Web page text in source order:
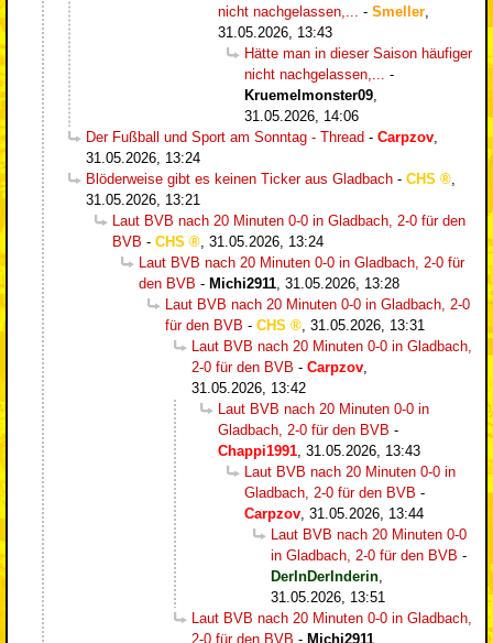
nicht nachgelassen,...
- Smeller
31.05.2026, 13:43
Hätte man in dieser Saison häufiger
nicht nachgelassen,...
-
Kruemelmonster09
31.05.2026, 14:06
Der Fußball und Sport am Sonntag - Thread - Carpzov
31.05.2026, 13:24
Blöderweise gibt es keinen Ticker aus Gladbach - CHS
31.05.2026, 13:21
Laut BVB nach 20 Minuten 0-0 in Gladbach, 2-0 für den
BVB - CHS
31.05.2026, 13:24
Laut BVB nach 20 Minuten 0-0 in Gladbach, 2-0 für
den BVB - Michi2911 31.05.2026, 13:28
Laut BVB nach 20 Minuten 0-0 in Gladbach, 2-0
für den BVB - CHS
31.05.2026, 13:31
Laut BVB nach 20 Minuten 0-0 in Gladbach,
2-0 für den BVB - Carpzov
31.05.2026, 13:42
Laut BVB nach 20 Minuten 0-0 in
Gladbach, 2-0 für den BVB -
Chappi1991 31.05.2026, 13:43
Laut BVB nach 20 Minuten 0-0 in
Gladbach, 2-0 für den BVB -
Carpzov 31.05.2026, 13:44
Laut BVB nach 20 Minuten 0-0
in Gladbach, 2-0 für den BVB -
DerInDerInderin
31.05.2026, 13:51
Laut BVB nach 20 Minuten 0-0 in Gladbach,
2-0 für den BVB - Michi2911